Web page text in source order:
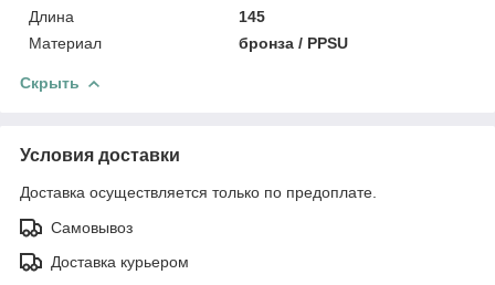
Длина
145
Материал
бронза / PPSU
Скрыть
Условия доставки
Доставка осуществляется только по предоплате.
Самовывоз
Доставка курьером